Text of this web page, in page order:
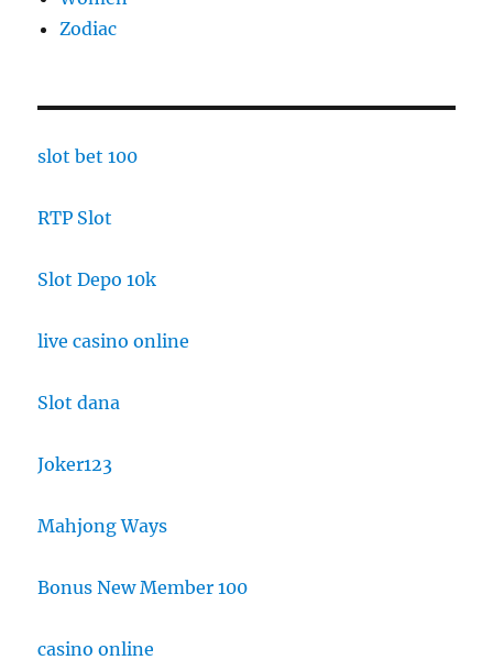
Zodiac
slot bet 100
RTP Slot
Slot Depo 10k
live casino online
Slot dana
Joker123
Mahjong Ways
Bonus New Member 100
casino online